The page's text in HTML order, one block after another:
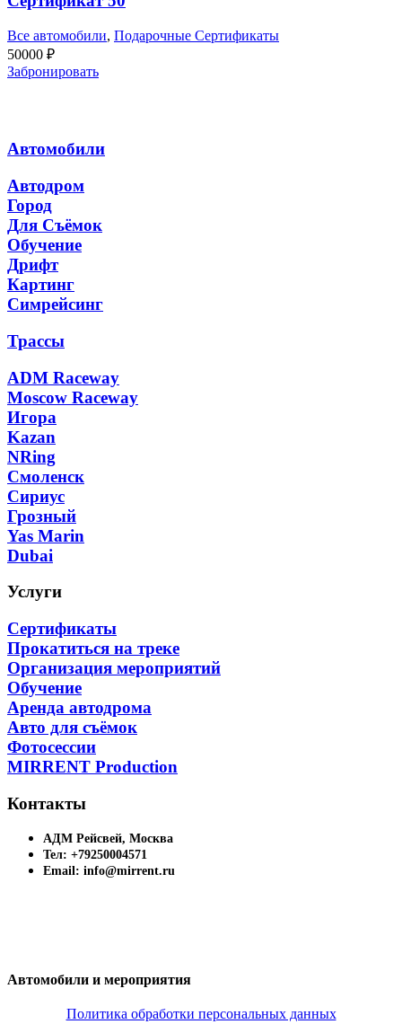
Все автомобили, Подарочные Сертификаты
50000 ₽
Забронировать
Автомобили
Автодром
Город
Для Съёмок
Обучение
Дрифт
Картинг
Симрейсинг
Трассы
ADM Raceway
Moscow Raceway
Игора
Kazan
NRing
Смоленск
Сириус
Грозный
Yas Marin
Dubai
Услуги
Сертификаты
Прокатиться на треке
Организация мероприятий
Обучение
Аренда автодрома
Авто для съёмок
Фотосессии
MIRRENT Production
Контакты
АДМ Рейсвей, Москва
Тел: +79250004571
Email: info@mirrent.ru
Автомобили и мероприятия
Политика обработки персональных данных